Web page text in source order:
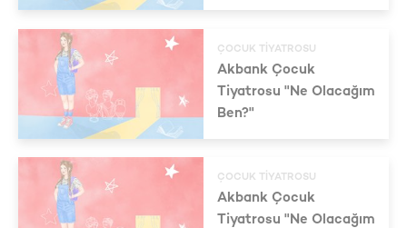
ÇOCUK TIYATROSU
Akbank Çocuk
Tiyatrosu "Ne Olacağım
Ben?"
ÇOCUK TIYATROSU
Akbank Çocuk
Tiyatrosu "Ne Olacağım